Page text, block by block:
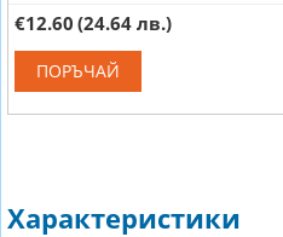
€12.60 (24.64 лв.)
ПОРЪЧАЙ
Характеристики